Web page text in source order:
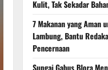
Kulit, Tak Sekadar
7 Makanan yang Aman
Lambung, Bantu
Pencernaan
Sungai Gabus Blora